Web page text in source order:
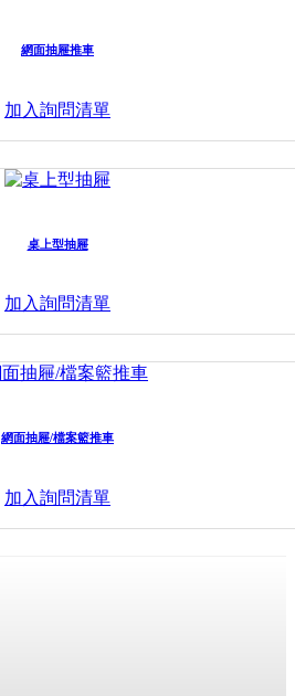
網面抽屜推車
加入詢問清單
桌上型抽屜
加入詢問清單
網面抽屜/檔案籃推車
加入詢問清單